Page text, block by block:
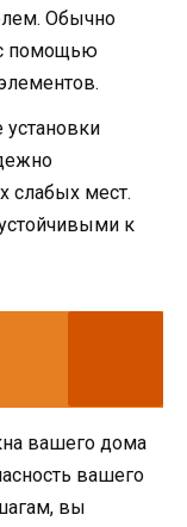
Обычно
помощью
установки
слабых мест.
к
вашего дома
вашего
вы